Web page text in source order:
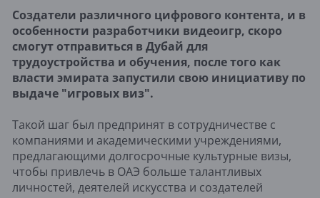
Создатели различного цифрового контента, и в
особенности разработчики видеоигр, скоро
смогут отправиться в Дубай для
трудоустройства и обучения, после того как
власти эмирата запустили свою инициативу по
выдаче "игровых виз".
Такой шаг был предпринят в сотрудничестве с
компаниями и академическими учреждениями,
предлагающими долгосрочные культурные визы,
чтобы привлечь в ОАЭ больше талантливых
личностей, деятелей искусства и создателей